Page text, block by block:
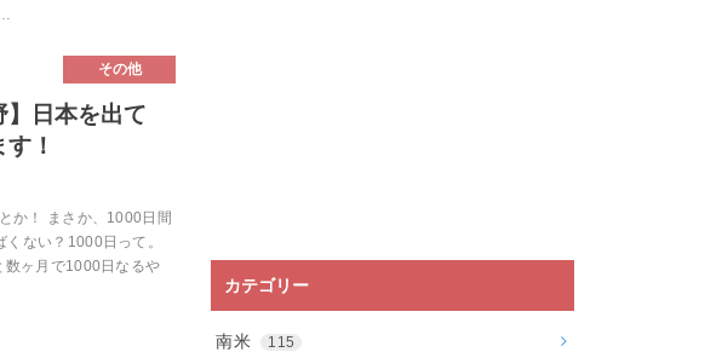
その他
】日本を出て
！
か！ まさか、1000日間
ない？1000日って。
数ヶ月で1000日なるや
カテゴリー
南米 115